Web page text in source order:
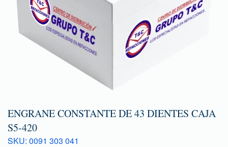
ENGRANE CONSTANTE DE 43 DIENTES CAJA
S5-420
SKU: 0091 303 041